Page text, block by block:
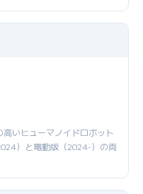
いヒューマノイドロボット
）と電動版（2024-）の両